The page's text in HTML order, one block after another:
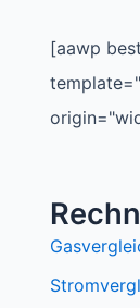
[aawp